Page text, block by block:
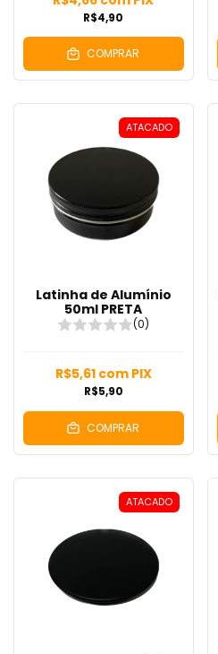
R$4,90
COMPRAR
ATACADO
Latinha de Alumínio
50ml PRETA
(0)
R$5,90
R$5,61 com PIX
COMPRAR
ATACADO